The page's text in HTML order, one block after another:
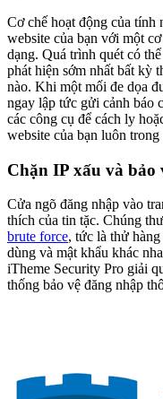
Cơ chế hoạt động của tính
website của bạn với một
dạng. Quá trình quét có
phát hiện sớm nhất bất kỳ
nào. Khi một mối đe dọa
ngay lập tức gửi cảnh báo
các công cụ để cách ly
website của bạn luôn trong
Chặn IP xấu và bảo
Cửa ngõ đăng nhập vào
thích của tin tặc. Chúng
brute force, tức là thử
dùng và mật khẩu khác
iTheme Security Pro giải
thống bảo vệ đăng nhập